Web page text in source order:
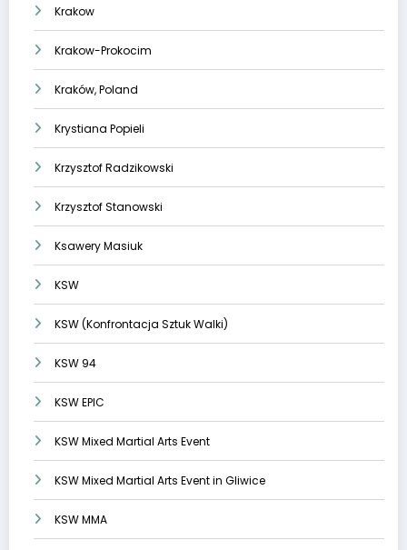
Krakow
Krakow-Prokocim
Kraków, Poland
Krystiana Popieli
Krzysztof Radzikowski
Krzysztof Stanowski
Ksawery Masiuk
KSW
KSW (Konfrontacja Sztuk Walki)
KSW 94
KSW EPIC
KSW Mixed Martial Arts Event
KSW Mixed Martial Arts Event in Gliwice
KSW MMA